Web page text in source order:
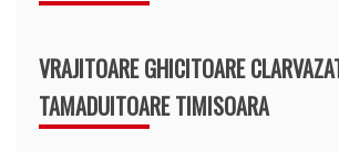
VRAJITOARE GHICITOARE
TAMADUITOARE TIMISOARA